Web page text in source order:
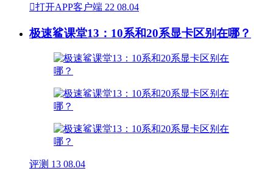
打开APP客户端 22 08.04
极速鲨课堂13：10系和20系显卡区别在哪？
评测 13 08.04